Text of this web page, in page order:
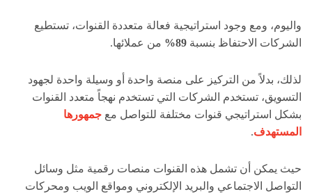
واليوم، ومع وجود استراتيجية فعالة متعددة القنوات، تستطيع
الشركات الاحتفاظ بنسبة 89% من عملائها.
لذلك، بدلاً من التركيز على منصة واحدة أو وسيلة واحدة لجهود
التسويق، تستخدم الشركات التي تستخدم نهجاً متعدد القنوات
بشكل استراتيجي قنوات مختلفة للتواصل مع جمهورها
المستهدف.
حيث يمكن أن تشمل هذه القنوات منصات رقمية مثل وسائل
التواصل الاجتماعي والبريد الإلكتروني ومواقع الويب ومحركات